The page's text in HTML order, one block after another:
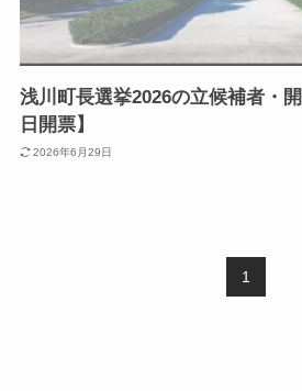
浅川町長選挙2026の立候補者・
日開票】
2026年6月29日
1